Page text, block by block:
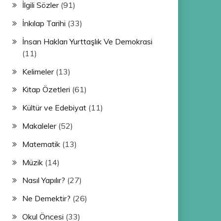
İlgili Sözler(91)
İnkılap Tarihi (33)
İnsan Hakları Yurttaşlık Ve Demokrasi
(11)
Kelimeler(13)
Kitap Özetleri (61)
Kültür ve Edebiyat(11)
Makaleler(52)
Matematik(13)
Müzik(14)
Nasıl Yapılır? (27)
Ne Demektir? (26)
Okul Öncesi (33)